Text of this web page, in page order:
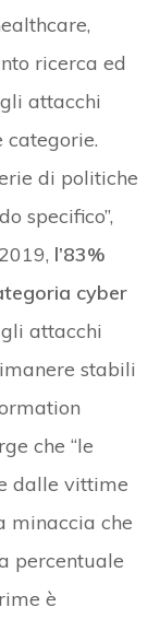
ricerca ed
attacchi
categorie.
di politiche
specifico”,
l’83%
cyber
attacchi
stabili
che “le
dalle vittime
minaccia che
percentuale
è